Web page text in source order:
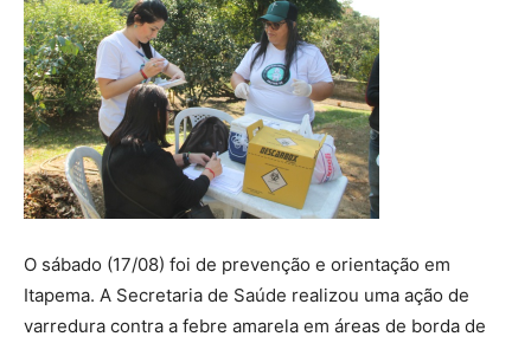
O sábado (17/08) foi de prevenção e orientação em
Itapema. A Secretaria de Saúde realizou uma ação de
varredura contra a febre amarela em áreas de borda de